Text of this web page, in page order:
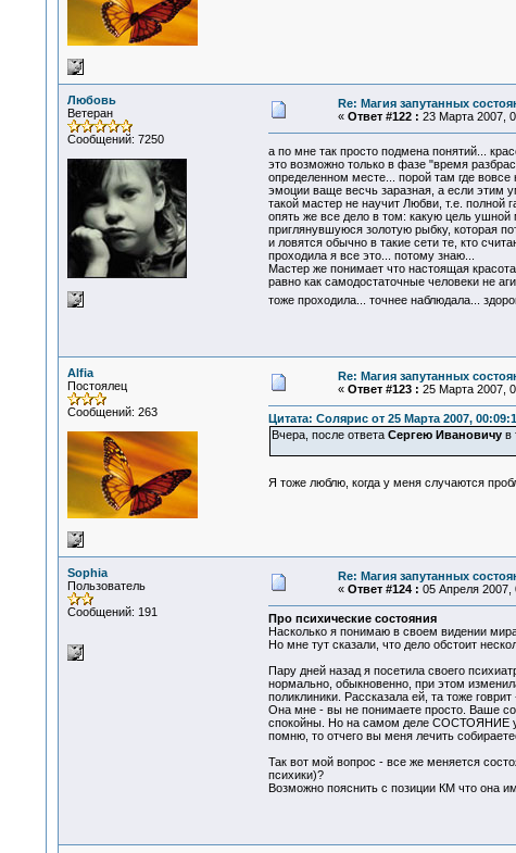
Любовь
Ветеран
Сообщений: 7250
Re: Магия запутанных
« Ответ #122 : 23 Марта 2007,
а по мне так просто подмена понятий...
это возможно только в фазе "время
определенном месте... порой там где вовсе
эмоции ваще весчь заразная, а если этим
такой мастер не научит Любви, т.е. полной
опять же все дело в том: какую цель ушной
приглянувшуюся золотую рыбку, которая
и ловятся обычно в такие сети те, кто
проходила я все это... потому знаю...
Мастер же понимает что настоящая
равно как самодостаточные человеки не
тоже проходила... точнее наблюдала...
Alfia
Постоялец
Сообщений: 263
Re: Магия запутанных
« Ответ #123 : 25 Марта 2007,
Цитата: Солярис от 25 Марта 2007,
Вчера, после ответа Сергею Ивановичу в
Я тоже люблю, когда у меня случаются
Sophia
Пользователь
Сообщений: 191
Re: Магия запутанных
« Ответ #124 : 05 Апреля 2007,
Про психические состояния
Насколько я понимаю в своем видении
Но мне тут сказали, что дело обстоит
Пару дней назад я посетила своего
нормально, обыкновенно, при этом
поликлиники. Рассказала ей, та тоже
Она мне - вы не понимаете просто. Ваше
спокойны. Но на самом деле СОСТОЯНИЕ у
помню, то отчего вы меня лечить
Так вот мой вопрос - все же меняется
психики)?
Возможно пояснить с позиции КМ что она